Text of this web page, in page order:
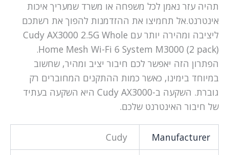
תהיה עזר נאמן לכל משפחה או משרד שמעריך איכות
אינטרנט.אל תחמיצו את ההזדמנות להפוך את רשתכם
ליציבה ומהירה יותר עם Cudy AX3000 2.5G Whole
Home Mesh Wi-Fi 6 System M3000 (2 pack).
הפתרון הזה יאפשר לכם חיבור יציב ומהיר, שחשוב
במיוחד בימינו, כאשר כמות ההתקנים המחוברים רק
גוברת. השקעה ב-Cudy AX3000 היא השקעה בעתיד
של חיבור האינטרנט שלכם.
Manufacturer
Cudy